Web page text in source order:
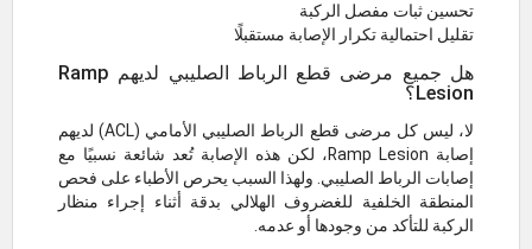
تحسين ثبات مفصل الركبة
تقليل احتمالية تكرار الإصابة مستقبلًا
هل جميع مرضى قطع الرباط الصليبي لديهم Ramp
Lesion؟
لا، ليس كل مرضى قطع الرباط الصليبي الأمامي (ACL) لديهم
إصابة Ramp Lesion، لكن هذه الإصابة تُعد شائعة نسبيًا مع
إصابات الرباط الصليبي. ولهذا السبب يحرص الأطباء على فحص
المنطقة الخلفية للغضروف الهلالي بدقة أثناء إجراء منظار
الركبة للتأكد من وجودها أو عدمه.